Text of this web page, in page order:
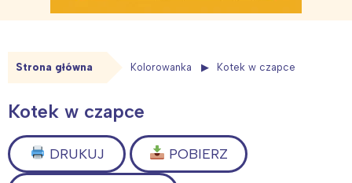
Strona główna Kolorowanka Kotek w czapce
Kotek w czapce
DRUKUJ POBIERZ